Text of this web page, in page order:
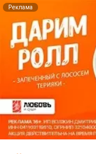
Реклама